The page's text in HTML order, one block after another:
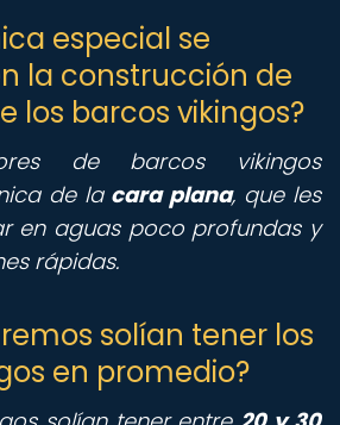
especial se
la construcción de
los barcos vikingos?
de barcos vikingos
de la cara plana, que les
en aguas poco profundas y
rápidas.
solían tener los
en promedio?